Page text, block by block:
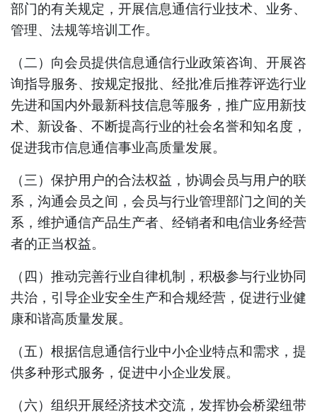
部门的有关规定，开展信息通信行业技术、业务、
管理、法规等培训工作。
（二）向会员提供信息通信行业政策咨询、开展咨
询指导服务、按规定报批、经批准后推荐评选行业
先进和国内外最新科技信息等服务，推广应用新技
术、新设备、不断提高行业的社会名誉和知名度，
促进我市信息通信事业高质量发展。
（三）保护用户的合法权益，协调会员与用户的联
系，沟通会员之间，会员与行业管理部门之间的关
系，维护通信产品生产者、经销者和电信业务经营
者的正当权益。
（四）推动完善行业自律机制，积极参与行业协同
共治，引导企业安全生产和合规经营，促进行业健
康和谐高质量发展。
（五）根据信息通信行业中小企业特点和需求，提
供多种形式服务，促进中小企业发展。
（六）组织开展经济技术交流，发挥协会桥梁纽带